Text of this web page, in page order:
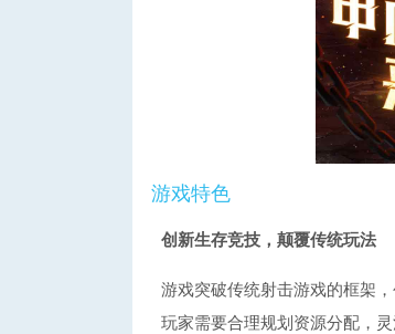
游戏特色
创新生存竞技，颠覆传统玩法
游戏突破传统射击游戏的框架
玩家需要合理规划资源分配，